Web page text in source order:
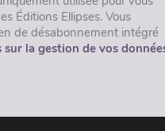
Éditions Ellipses. Vous
de désabonnement intégré
sur la gestion de vos